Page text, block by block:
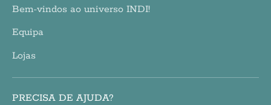
Bem-vindos ao universo INDI!
Equipa
Lojas
PRECISA DE AJUDA?